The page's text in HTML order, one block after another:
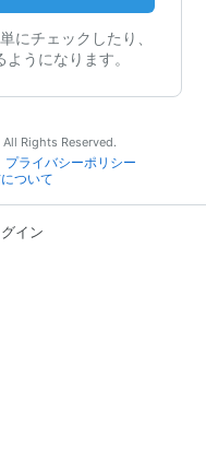
にチェックしたり、
うになります。
Rights Reserved.
プライバシーポリシー
ついて
イン